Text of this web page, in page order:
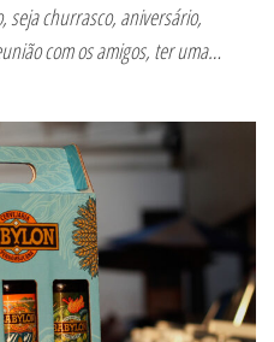
seja churrasco, aniversário,
com os amigos, ter uma…